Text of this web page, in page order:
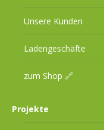
Unsere Kunden
Ladengeschäfte
zum Shop 🔗
Projekte